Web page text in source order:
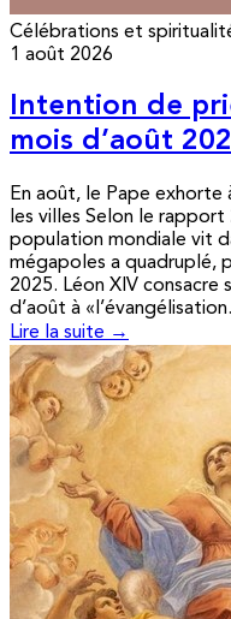
Célébrations et
1 août 2026
Intention de
mois d’août
En août, le Pape exhorte
les villes Selon le rapport
population mondiale vit
mégapoles a quadruplé,
2025. Léon XIV consacre
d’août à
Lire la suite →